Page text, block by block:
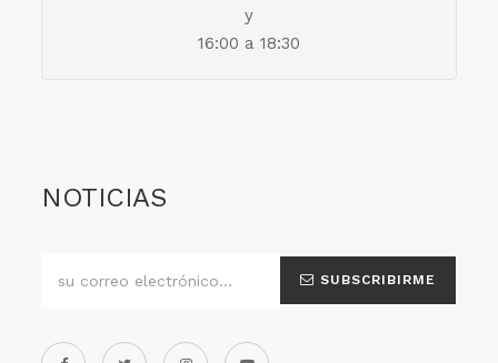
y
16:00 a 18:30
NOTICIAS
SUBSCRIBIRME